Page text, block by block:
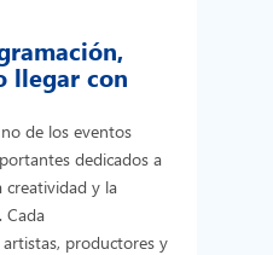
llegar con
de los eventos
dedicados a
creatividad y la
Cada
productores y